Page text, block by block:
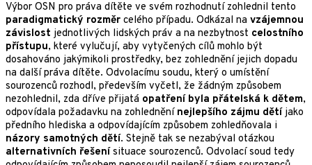
Výbor OSN pro práva dítěte ve svém rozhodnutí zohlednil tento
paradigmatický rozměr celého případu. Odkázal na vzájemnou
závislost jednotlivých lidských práv a na nezbytnost celostního
přístupu, které vylučují, aby vytyčených cílů mohlo být
dosahováno jakýmikoli prostředky, bez zohlednění jejich dopadu
na další práva dítěte. Odvolacímu soudu, který o umístění
sourozenců rozhodl, především vyčetl, že žádným způsobem
nezohlednil, zda dříve přijatá opatření byla přátelská k dětem,
odpovídala požadavku na zohlednění nejlepšího zájmu dětí jako
předního hlediska a odpovídajícím způsobem zohledňovala i
názory samotných dětí. Stejně tak se nezabýval otázkou
alternativních řešení situace sourozenců. Odvolací soud tedy